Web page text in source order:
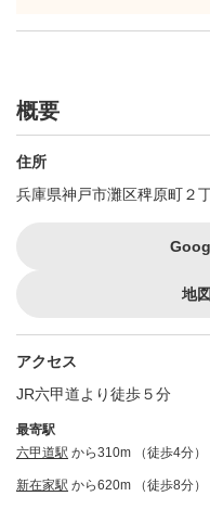
概要
住所
兵庫県神戸市灘区稗原町２
地
アクセス
JR六甲道より徒歩５分
最寄駅
六甲道駅 から310m （徒歩4分）
新在家駅 から620m （徒歩8分）